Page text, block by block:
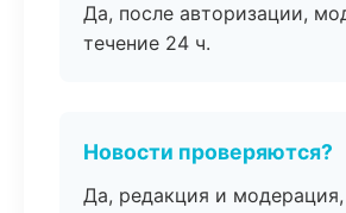
Да, после авторизации,
течение 24 ч.
Новости проверяются?
Да, редакция и